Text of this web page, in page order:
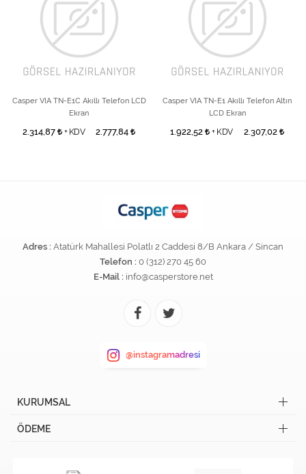
Casper VIA TN-E1C Akıllı Telefon LCD
Ekran
2.314,87 + KDV 2.777,84
Casper VIA TN-E1 Akıllı Telefon Altın
LCD Ekran
1.922,52 + KDV 2.307,02
Adres : Atatürk Mahallesi Polatlı 2 Caddesi 8/B Ankara / Sincan
Telefon : 0 (312) 270 45 60
E-Mail : info@casperstore.net
@instagramadresi
KURUMSAL
ÖDEME